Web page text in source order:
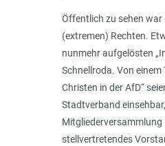
Öffentlich zu sehen
(extremen) Rechten.
nunmehr aufgelösten
Schnellroda. Von einem
Christen in der AfD“
Stadtverband
Mitgliederversammlung
stellvertretendes